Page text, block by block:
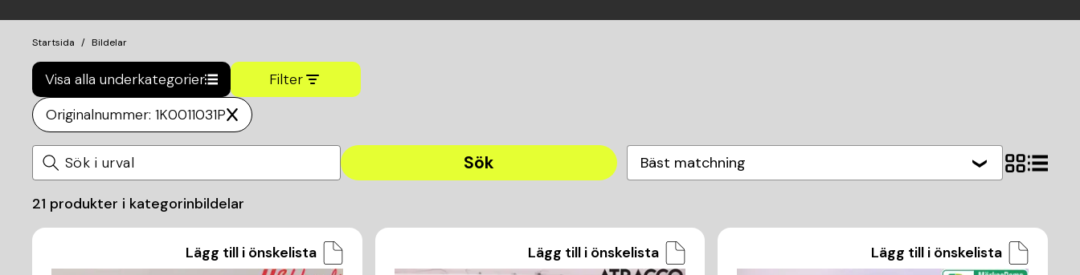
Startsida Bildelar
Visa alla underkategorier
Filter
Originalnummer: 1K0011031P
Sök Bäst matchning
21 produkter i kategorinbildelar
Lägg till i önskelista Lägg till i önskelista Lägg till i önskelista